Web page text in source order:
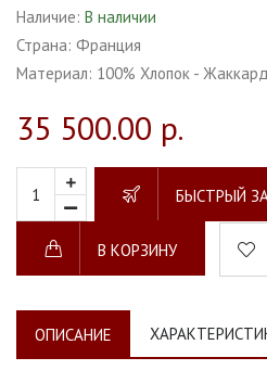
Наличие: В наличии
Страна: Франция
Материал: 100% Хлопок - Жаккард
35 500.00 р.
БЫСТРЫЙ
В КОРЗИНУ
ОПИСАНИЕ